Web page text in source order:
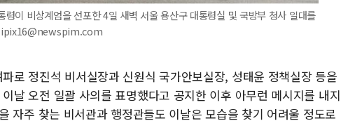
이 비상계엄을 선포한 4일 새벽 서울 용산구 대통령실 및 국방부 청사 일대를
로 정진석 비서실장과 신원식 국가안보실장, 성태윤 정책실장 등을
날 오전 일괄 사의를 표명했다고 공지한 이후 아무런 메시지를 내지
자주 찾는 비서관과 행정관들도 이날은 모습을 찾기 어려울 정도로